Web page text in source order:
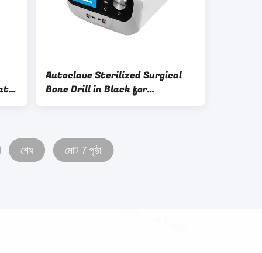
Autoclave Sterilized Surgical
Bone Drill in Black for
Performance
শেষ মোট 7 পৃষ্ঠা